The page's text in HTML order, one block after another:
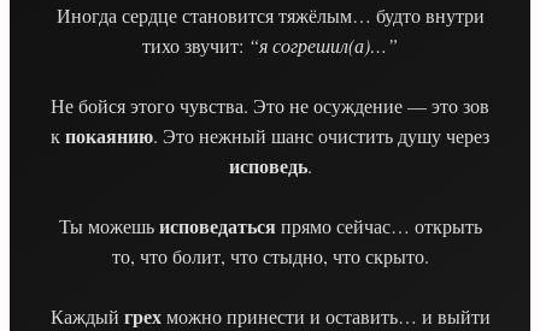
Иногда сердце становится тяжёлым… будто внутри
тихо звучит: “я согрешил(а)…”
Не бойся этого чувства. Это не осуждение — это зов
кпокаянию. Это нежный шанс очистить душу через
исповедь.
Ты можешьисповедатьсяпрямо сейчас… открыть
то, что болит, что стыдно, что скрыто.
Каждый грехможно принести и оставить… и выйти